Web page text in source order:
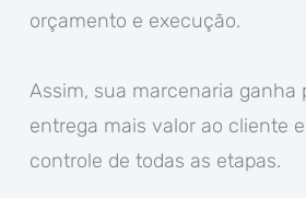
orçamento e execução.
Assim, sua marcenaria ganha
entrega mais valor ao cliente
controle de todas as etapas.